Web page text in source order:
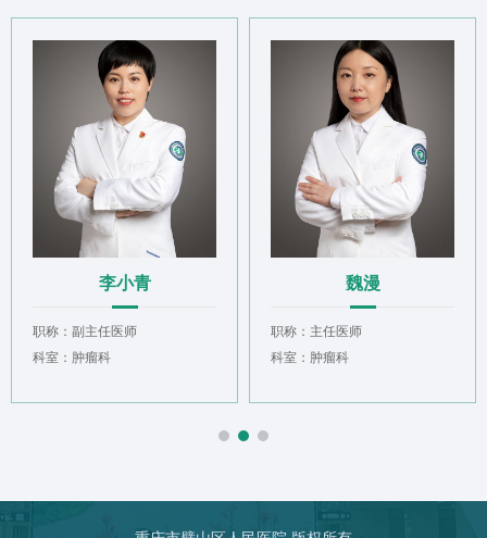
李小青
职称：副主任医师
科室：肿瘤科
魏漫
职称：主任医师
科室：肿瘤科